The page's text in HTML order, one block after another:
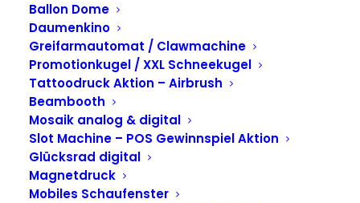
Ballon Dome
Daumenkino
Greifarmautomat / Clawmachine
Promotionkugel / XXL Schneekugel
Tattoodruck Aktion – Airbrush
Beambooth
Mosaik analog & digital
Slot Machine – POS Gewinnspiel Aktion
Glücksrad digital
Magnetdruck
Mobiles Schaufenster
Daumenkino s.Oliver
Mannheim